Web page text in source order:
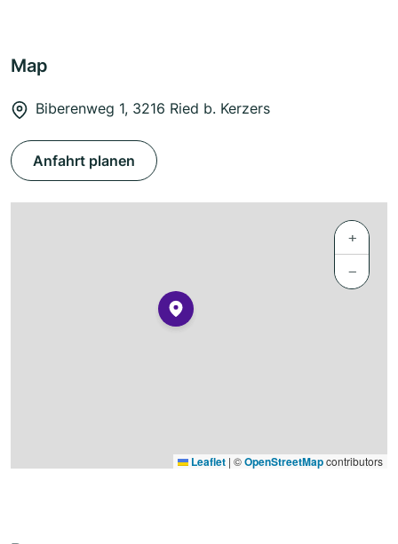
Map
Biberenweg 1, 3216 Ried b. Kerzers
Anfahrt planen
+
−
Leaflet | ©OpenStreetMapcontributors